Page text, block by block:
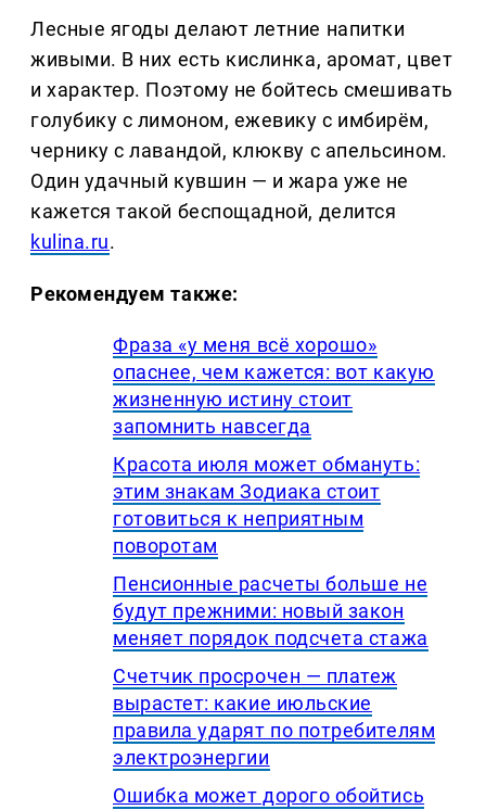
Лесные ягоды делают летние напитки
живыми. В них есть кислинка, аромат, цвет
и характер. Поэтому не бойтесь смешивать
голубику с лимоном, ежевику с имбирём,
чернику с лавандой, клюкву с апельсином.
Один удачный кувшин — и жара уже не
кажется такой беспощадной, делится
kulina.ru.
Рекомендуем также:
Фраза «у меня всё хорошо»
опаснее, чем кажется: вот какую
жизненную истину стоит
запомнить навсегда
Красота июля может обмануть:
этим знакам Зодиака стоит
готовиться к неприятным
поворотам
Пенсионные расчеты больше не
будут прежними: новый закон
меняет порядок подсчета стажа
Счетчик просрочен — платеж
вырастет: какие июльские
правила ударят по потребителям
электроэнергии
Ошибка может дорого обойтись